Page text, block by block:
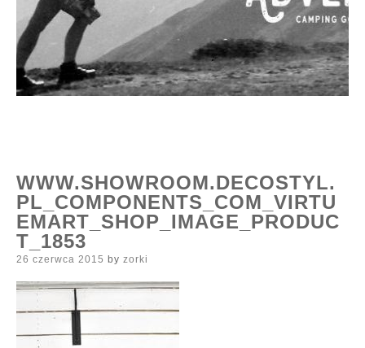
WWW.SHOWROOM.DECOSTYL.
PL_COMPONENTS_COM_VIRTU
EMART_SHOP_IMAGE_PRODUC
T_1853
Posted
26 czerwca 2015 by zorki